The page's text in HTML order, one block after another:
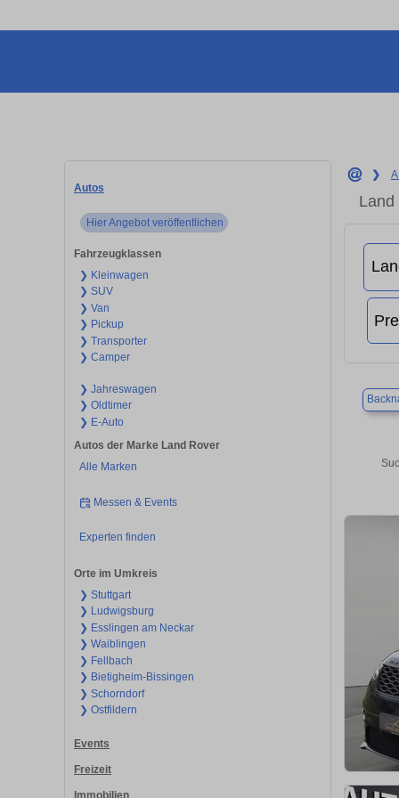
Autos
Hier Angebot veröffentlichen
Fahrzeugklassen
❯ Kleinwagen
❯ SUV
❯ Van
❯ Pickup
❯ Transporter
❯ Camper
❯ Jahreswagen
❯ Oldtimer
❯ E-Auto
Autos der Marke Land Rover
Alle Marken
Messen & Events
Experten finden
Orte im Umkreis
❯ Stuttgart
❯ Ludwigsburg
❯ Esslingen am Neckar
❯ Waiblingen
❯ Fellbach
❯ Bietigheim-Bissingen
❯ Schorndorf
❯ Ostfildern
Events
Freizeit
Immobilien
❯
Land